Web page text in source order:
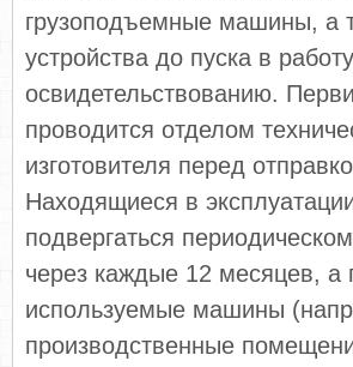
грузоподъемные машины, а
устройства до пуска в
освидетельствованию.
проводится отделом
изготовителя перед
Находящиеся в
подвергаться
через каждые 12 месяцев, а
используемые машины
производственные